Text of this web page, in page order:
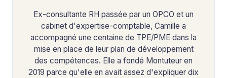
Ex-consultante RH passée par un OPCO et un
cabinet d'expertise-comptable, Camille a
accompagné une centaine de TPE/PME dans la
mise en place de leur plan de développement
des compétences. Elle a fondé Montuteur en
2019 parce qu'elle en avait assez d'expliquer dix